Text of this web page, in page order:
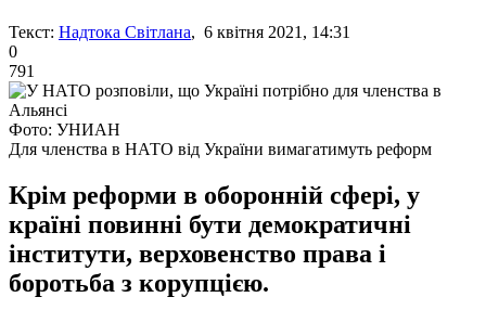
Текст: Надтока Світлана, 6 квітня 2021, 14:31
0
791
Фото: УНИАН
Для членства в НАТО від України вимагатимуть реформ
Крім реформи в оборонній сфері, у
країні повинні бути демократичні
інститути, верховенство права і
боротьба з корупцією.